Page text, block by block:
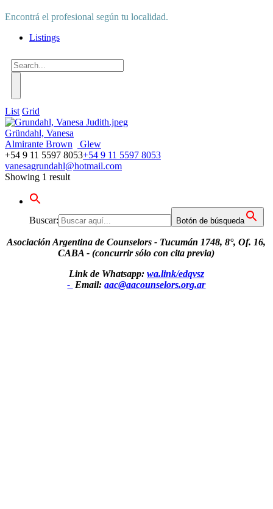
Encontrá el profesional según tu localidad.
Listings
List Grid
Gründahl, Vanesa
Almirante Brown
Glew
+54 9 11 5597 8053+54 9 11 5597 8053
vanesagrundahl@hotmail.com
Showing 1 result
Buscar: Botón de búsqueda
Asociación Argentina de Counselors - Tucumán 1748, 8°, Of. 16,
CABA - (concurrir sólo con cita previa)
Link de Whatsapp: wa.link/edqvsz
- Email:aac@aacounselors.org.ar